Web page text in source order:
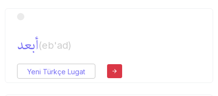
أبعد(eb'ad)
Yeni Türkçe Lugat